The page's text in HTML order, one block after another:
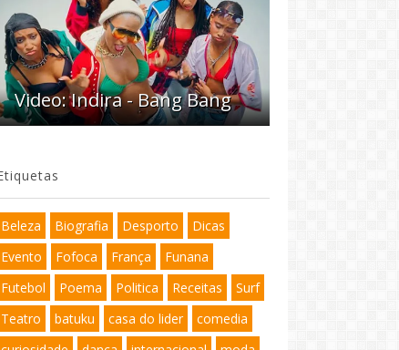
Video: Indira - Bang Bang
Beleza Biografia Desporto
Dicas
Evento
Fofoca França
Funana
Futebol
Poema Politica Receitas
Surf
Teatro
batuku casa do lider
comedia